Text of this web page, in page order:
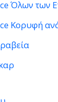
Όλων των
Κορυφή